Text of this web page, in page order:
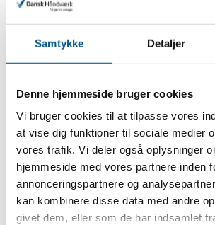
Samtykke Detaljer
Denne hjemmeside bruger cookies
Vi bruger cookies til at tilpasse vores
at vise dig funktioner til sociale medier
vores trafik. Vi deler også oplysninger
hjemmeside med vores partnere inden
annonceringspartnere og
kan kombinere disse data med andre
givet dem, eller som de har indsamlet
Sådan klager du
Uoverensstemmelser over udført